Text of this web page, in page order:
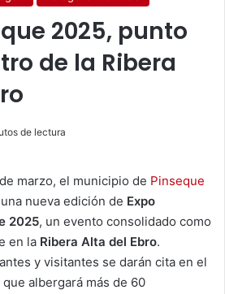
2025, punto
de la Ribera
de lectura
marzo, el municipio de Pinseque
nueva edición de Expo
2025, un evento consolidado como
en la Ribera Alta del Ebro.
y visitantes se darán cita en el
que albergará más de 60